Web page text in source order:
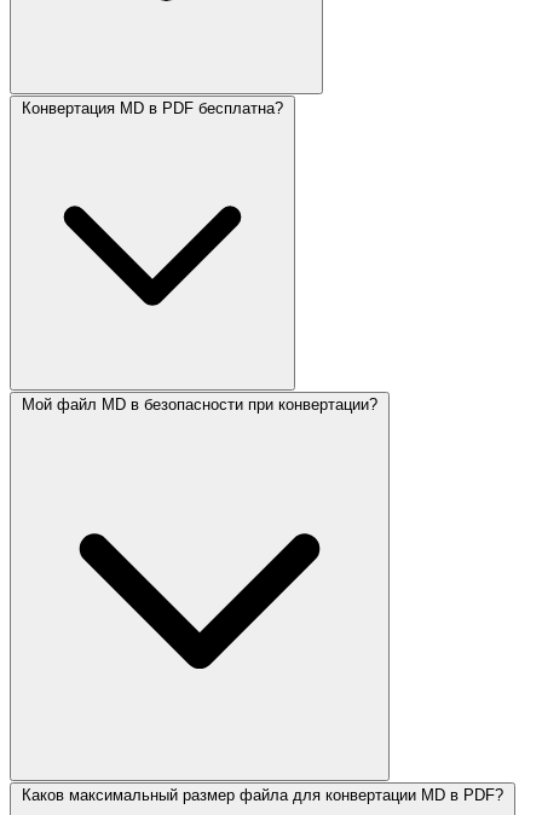
Конвертация MD в PDF бесплатна?
Мой файл MD в безопасности при конвертации?
Каков максимальный размер файла для конвертации MD в PDF?